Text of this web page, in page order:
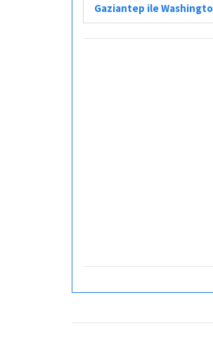
Gaziantep ile